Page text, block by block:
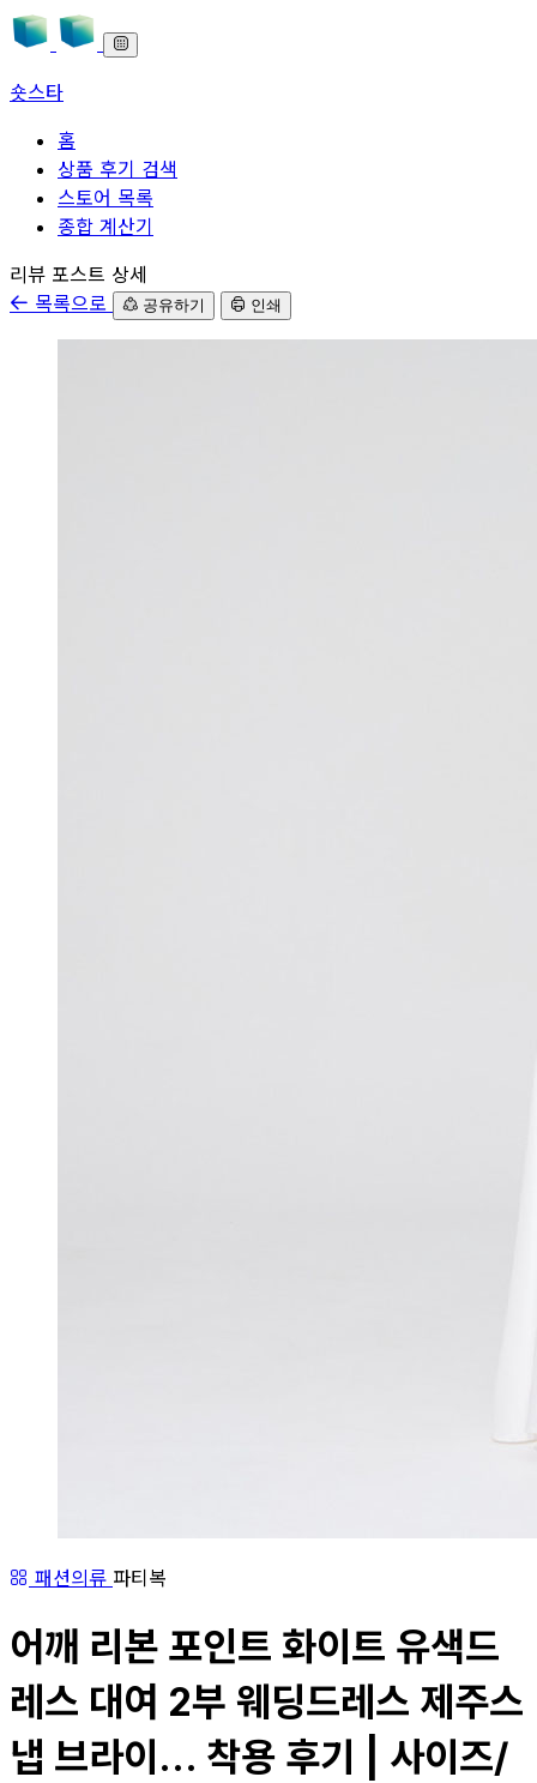
숏스타
홈
상품 후기 검색
스토어 목록
종합 계산기
본문으로 바로가기
리뷰 포스트 상세
목록으로
공유하기 인쇄
패션의류 파티복
어깨 리본 포인트 화이트 유색드
레스 대여 2부 웨딩드레스 제주스
냅 브라이... 착용 후기 | 사이즈/